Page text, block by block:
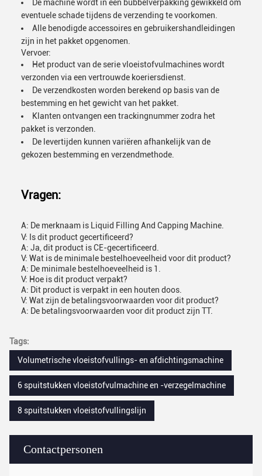
Contactpersonen
De machine wordt in een bubbelverpakking gewikkeld om
eventuele schade tijdens de verzending te voorkomen.
Alle benodigde accessoires en gebruikershandleidingen
zijn in het pakket opgenomen.
Vervoer:
Het product van de serie vloeistofvulmachines wordt
verzonden via een vertrouwde koeriersdienst.
De verzendkosten worden berekend op basis van de
bestemming en het gewicht van het pakket.
Klanten ontvangen een trackingnummer zodra het
pakket is verzonden.
De levertijden kunnen variëren afhankelijk van de
gekozen bestemming en verzendmethode.
Vragen:
A: De merknaam is Liquid Filling And Capping Machine.
V: Is dit product gecertificeerd?
A: Ja, dit product is CE-gecertificeerd.
V: Wat is de minimale bestelhoeveelheid voor dit product?
A: De minimale bestelhoeveelheid is 1.
V: Hoe is dit product verpakt?
A: Dit product is verpakt in een houten doos.
V: Wat zijn de betalingsvoorwaarden voor dit product?
A: De betalingsvoorwaarden voor dit product zijn TT.
Tags:
Volumetrische vloeistofvullings- en afdichtingsmachine
6 spuitstukken vloeistofvulmachine en -verzegelmachine
8 spuitstukken vloeistofvullingslijn